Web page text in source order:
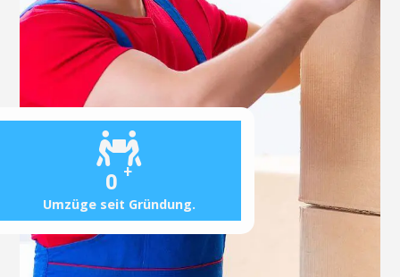
0 +
Umzüge seit Gründung.